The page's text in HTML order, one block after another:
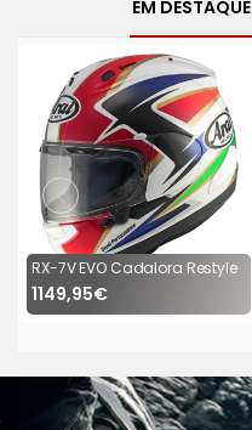
EM DESTAQUE
RX-7V EVO Cadalora Restyle
1149,95€